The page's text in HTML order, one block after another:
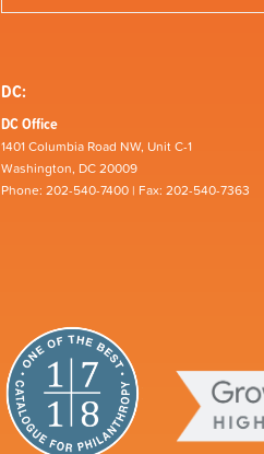
DC:
DC Office
1401 Columbia Road NW, Unit C-1
Washington, DC 20009
Phone: 202-540-7400 | Fax: 202-540-7363